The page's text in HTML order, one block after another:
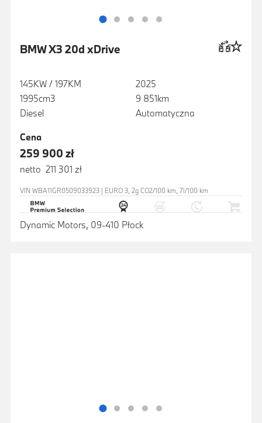
BMW X3 20d xDrive
145KW / 197KM
1995cm3
Diesel
2025
9 851km
Automatyczna
Cena
259 900 zł
netto 211 301 zł
VIN WBA11GR0509033923 | EURO 3, 2g CO2/100 km, 7l/100 km
Dynamic Motors, 09-410 Płock